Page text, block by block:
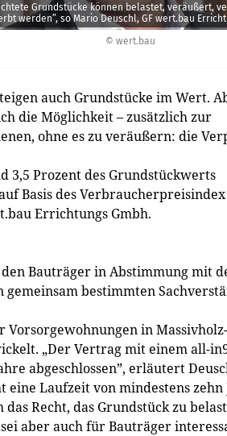
© wert.bau
Grundstücke können belastet, veräußert,
werden”, so Mario Deuschl, GF wert.bau
auch Grundstücke im Wert.
die Möglichkeit – zusätzlich zur
ohne es zu veräußern: die
3,5 Prozent des Grundstückwerts
Basis des
Errichtungs Gmbh.
Bauträger in Abstimmung mit
bestimmten
in
„Der Vertrag mit einem all-
abgeschlossen”, erläutert
eine Laufzeit von mindestens zehn
Recht, das Grundstück zu
aber auch für Bauträger